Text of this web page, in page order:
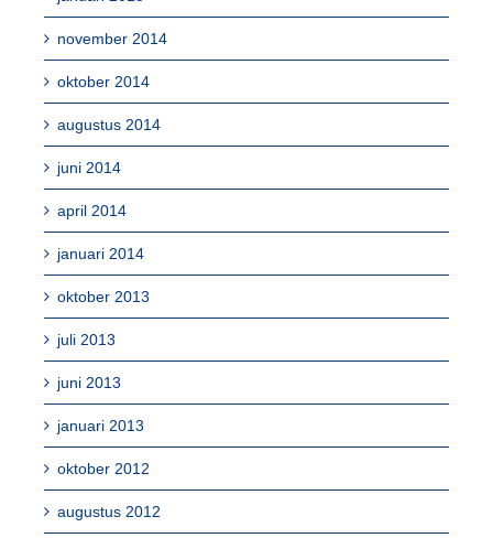
november 2014
oktober 2014
augustus 2014
juni 2014
april 2014
januari 2014
oktober 2013
juli 2013
juni 2013
januari 2013
oktober 2012
augustus 2012